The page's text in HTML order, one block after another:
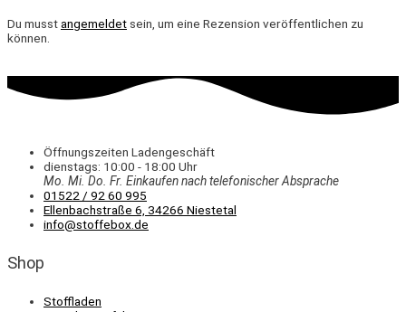
Du musstangemeldet sein, um eine Rezension veröffentlichen zu
können.
Öffnungszeiten Ladengeschäft
dienstags: 10:00 - 18:00 Uhr
Mo. Mi. Do. Fr. Einkaufennach telefonischer Absprache
01522 / 92 60 995
Ellenbachstraße 6, 34266 Niestetal
info@stoffebox.de
Shop
Stoffladen